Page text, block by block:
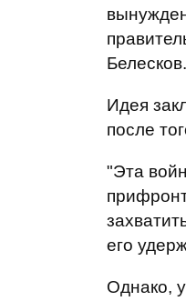
Белесков.
Идея
после
"Эта
его
Однако,